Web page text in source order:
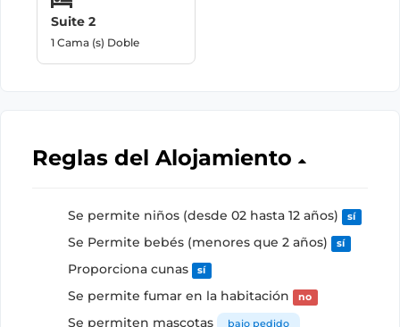
Suite 2
1 Cama (s) Doble
Reglas del Alojamiento
Se permite niños (desde 02 hasta 12 años) sí
Se Permite bebés (menores que 2 años) sí
Proporciona cunas sí
Se permite fumar en la habitación no
Se permiten mascotas bajo pedido